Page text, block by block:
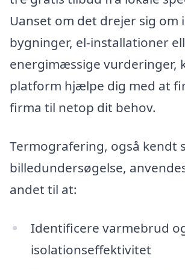
Uanset om det drejer sig om
bygninger, el-installationer
energimæssige vurderinger,
platform hjælpe dig med at
firma til netop dit behov.
Termografering, også kendt
billedundersøgelse,
andet til at:
Identificere varmebrud
isolationseffektivitet